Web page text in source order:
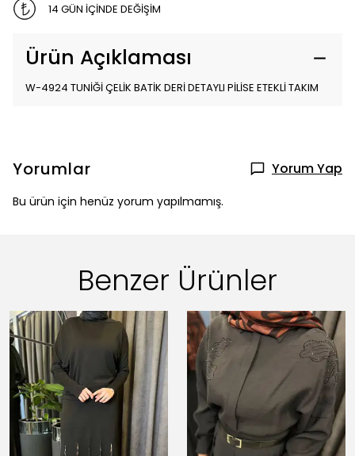
14 GÜN İÇİNDE DEĞİŞİM
Ürün Açıklaması
W-4924 TUNİĞİ ÇELİK BATİK DERİ DETAYLI PİLİSE ETEKLİ TAKIM
Yorumlar Yorum Yap
Bu ürün için henüz yorum yapılmamış.
Benzer Ürünler